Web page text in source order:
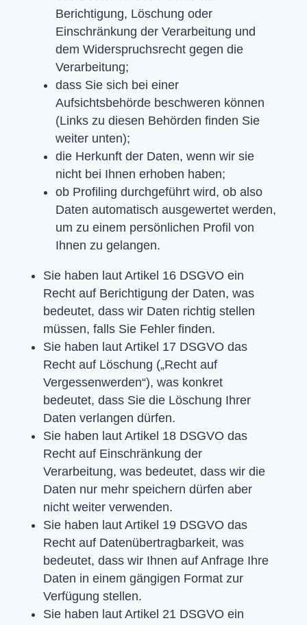
Berichtigung, Löschung oder
Einschränkung der Verarbeitung und
dem Widerspruchsrecht gegen die
Verarbeitung;
dass Sie sich bei einer
Aufsichtsbehörde beschweren können
(Links zu diesen Behörden finden Sie
weiter unten);
die Herkunft der Daten, wenn wir sie
nicht bei Ihnen erhoben haben;
ob Profiling durchgeführt wird, ob also
Daten automatisch ausgewertet werden,
um zu einem persönlichen Profil von
Ihnen zu gelangen.
Sie haben laut Artikel 16 DSGVO ein
Recht auf Berichtigung der Daten, was
bedeutet, dass wir Daten richtig stellen
müssen, falls Sie Fehler finden.
Sie haben laut Artikel 17 DSGVO das
Recht auf Löschung („Recht auf
Vergessenwerden“), was konkret
bedeutet, dass Sie die Löschung Ihrer
Daten verlangen dürfen.
Sie haben laut Artikel 18 DSGVO das
Recht auf Einschränkung der
Verarbeitung, was bedeutet, dass wir die
Daten nur mehr speichern dürfen aber
nicht weiter verwenden.
Sie haben laut Artikel 19 DSGVO das
Recht auf Datenübertragbarkeit, was
bedeutet, dass wir Ihnen auf Anfrage Ihre
Daten in einem gängigen Format zur
Verfügung stellen.
Sie haben laut Artikel 21 DSGVO ein